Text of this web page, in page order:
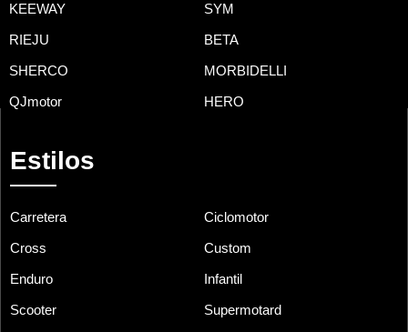
KEEWAY SYM
RIEJU BETA
SHERCO MORBIDELLI
QJmotor HERO
Estilos
Carretera Ciclomotor
Cross Custom
Enduro Infantil
Scooter Supermotard